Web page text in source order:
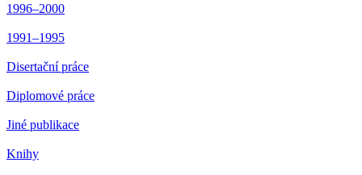
1996–2000
1991–1995
Disertační práce
Diplomové práce
Jiné publikace
Knihy